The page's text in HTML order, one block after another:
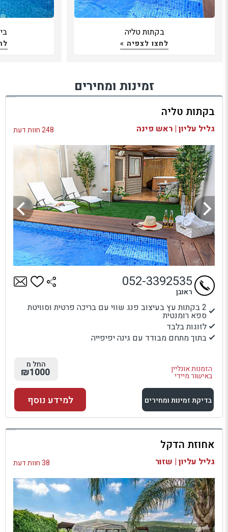
בקתות טליה
לחצו לצפיה »
זמינות ומחירים
בקתות טליה
גליל עליון | ראש פינה 248 חוות דעת
2 בקתות עץ בעיצוב פנג שווי עם בריכה פרטית וסוויטת
ספא רומנטית
לזוגות בלבד
בתוך מתחם מבודד עם גינה יפיפייה
הזמנות אונליין
באישור מיידי
052-3392535
ראובן
החל מ
₪1000
בדיקת זמינות ומחירים
למתחם זה
בדיקת זמינות ומחירים
למידע נוסף
אחוזת הדקל
גליל עליון | שזור 38 חוות דעת